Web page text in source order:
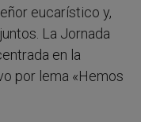
eucarístico y,
La Jornada
en la
por lema «Hemos